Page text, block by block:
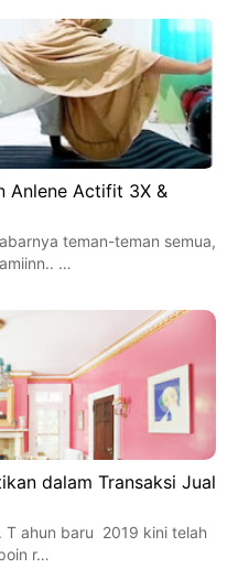
Anlene Actifit 3X &
teman-teman semua,
…
dalam Transaksi Jual
T ahun baru 2019 kini telah
r…